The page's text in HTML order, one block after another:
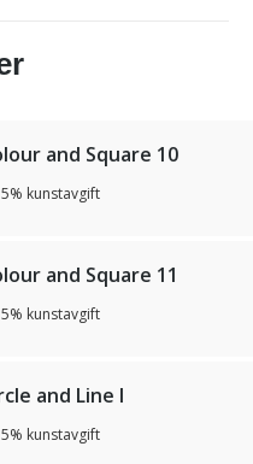
and Square 10
kunstavgift
and Square 11
kunstavgift
and Line I
kunstavgift